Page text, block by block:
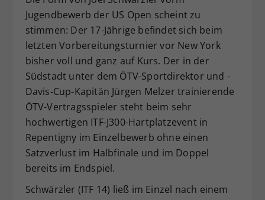
Jugendbewerb der US Open scheint zu
stimmen: Der 17-Jährige befindet sich beim
letzten Vorbereitungsturnier vor New York
bisher voll und ganz auf Kurs. Der in der
Südstadt unter dem ÖTV-Sportdirektor und -
Davis-Cup-Kapitän Jürgen Melzer trainierende
ÖTV-Vertragsspieler steht beim sehr
hochwertigen ITF-J300-Hartplatzevent in
Repentigny im Einzelbewerb ohne einen
Satzverlust im Halbfinale und im Doppel
bereits im Endspiel.
Schwärzler (ITF 14) ließ im Einzel nach einem
Dieser Wert speichert Ihre Consent-
Einstellungen. Unter anderem eine
zufällig generierte ID, für die
historische Speicherung Ihrer
vorgenommen Einstellungen, falls der
Webseiten-Betreiber dies eingestellt
hat.